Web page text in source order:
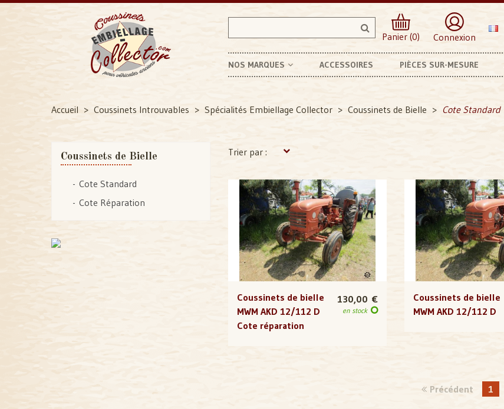
Panier (0) Connexion
NOS MARQUES ACCESSOIRES PIÈCES SUR-MESURE
Accueil Coussinets Introuvables Spécialités Embiellage Collector Coussinets de Bielle Cote Standard
Coussinets de Bielle
Cote Standard
Cote Réparation
Trier par :
Coussinets de bielle
MWM AKD 12/112 D
Cote réparation
130,00 €
en stock
Coussinets de bielle
MWM AKD 12/112 D
Précédent 1